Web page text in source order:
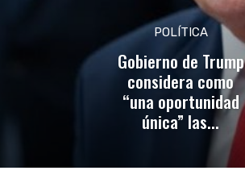
POLÍTICA
Gobierno de Trump
considera como
“una oportunidad
única” las...